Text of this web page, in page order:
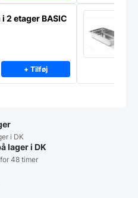
2 etager BASIC
+ Tilføj
i DK
lager i DK
48 timer